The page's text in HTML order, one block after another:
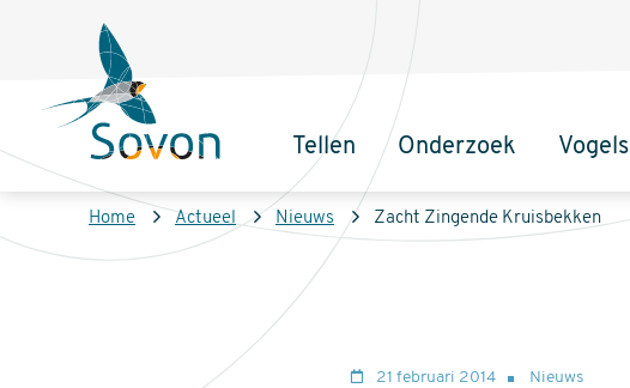
inhoud
Sovon
Homepage
Hoofdnavigatie
Tellen Onderzoek Vogels
Kruimelpad
Home Actueel Nieuws Zacht Zingende Kruisbekken
21 februari 2014 Nieuws